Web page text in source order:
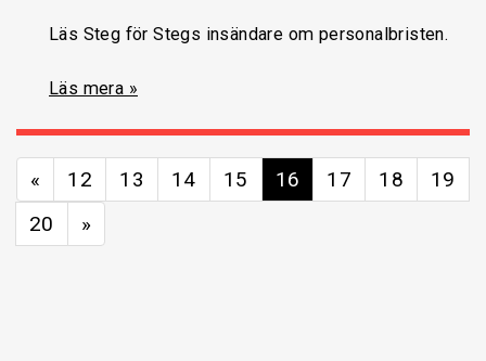
Läs Steg för Stegs insändare om personalbristen.
Läs mera »
« 12 13 14 15 16 17 18
19
20
»